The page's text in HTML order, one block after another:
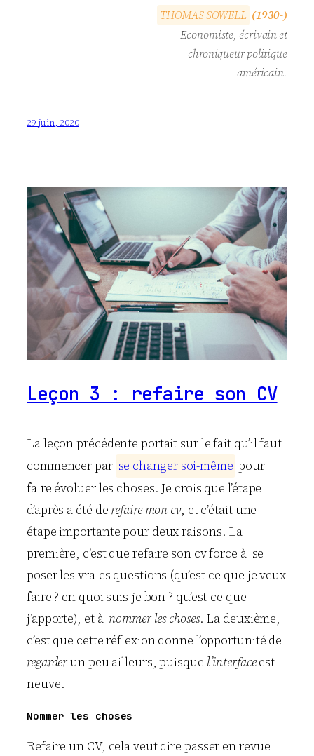
THOMASSOWELL (1930-)
Economiste, écrivain et
chroniqueur politique
américain.
29 juin, 2020
Leçon 3 : refaire son CV
La leçon précédente portait sur le fait qu’il faut
commencer par se changer soi-même pour
faire évoluer les choses. Je crois que l’étape
d’après a été de refaire mon cv, et c’était une
étape importante pour deux raisons. La
première, c’est que refaire son cv force à se
poser les vraies questions (qu’est-ce que je veux
faire ? en quoi suis-je bon ? qu’est-ce que
j’apporte), et à nommer les choses. La deuxième,
c’est que cette réflexion donne l’opportunité de
regarderun peu ailleurs, puisque l’interfaceest
neuve.
Nommer les choses
Refaire un CV, cela veut dire passer en revue